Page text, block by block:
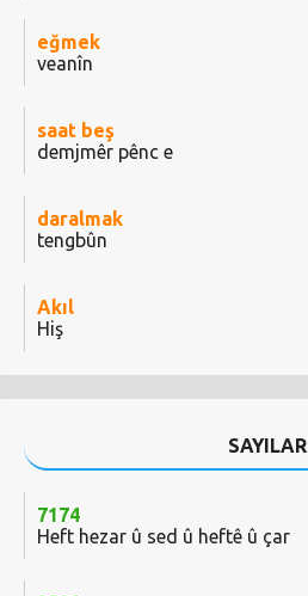
eğmek
veanîn
saat beş
demjmêr pênc e
daralmak
tengbûn
Akıl
Hiş
SAYILAR
7174
Heft hezar û sed û heftê û çar